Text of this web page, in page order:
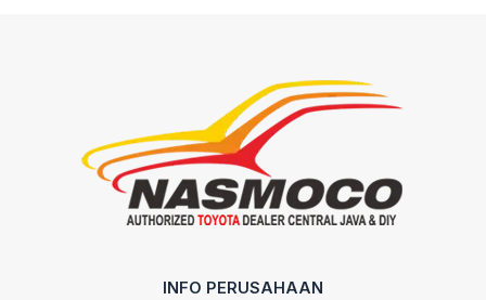
INFO PERUSAHAAN